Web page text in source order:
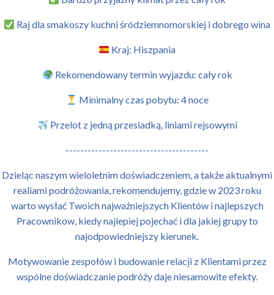
Raj dla smakoszy kuchni śródziemnomorskiej i dobrego wina
Kraj: Hiszpania
Rekomendowany termin wyjazdu: cały rok
Minimalny czas pobytu: 4 noce
Przelot z jedną przesiadką, liniami rejsowymi
---------------------------------------
Dzieląc naszym wieloletnim doświadczeniem, a także aktualnymi
realiami podróżowania, rekomendujemy, gdzie w 2023 roku
warto wysłać Twoich najważniejszych Klientów i najlepszych
Pracownikow, kiedy najlepiej pojechać i dla jakiej grupy to
najodpowiedniejszy kierunek.
Motywowanie zespołów i budowanie relacji z Klientami przez
wspólne doświadczanie podróży daje niesamowite efekty.